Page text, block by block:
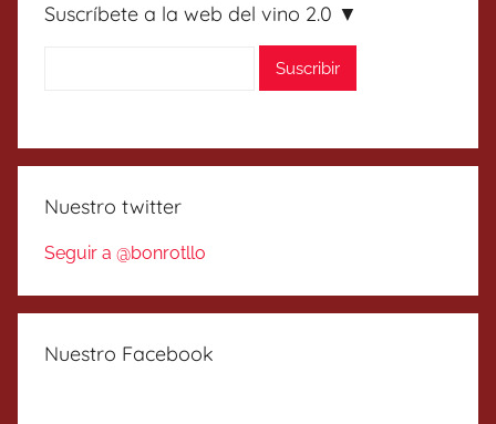
Suscríbete a la web del vino 2.0 ▼
Nuestro twitter
Seguir a @bonrotllo
Nuestro Facebook